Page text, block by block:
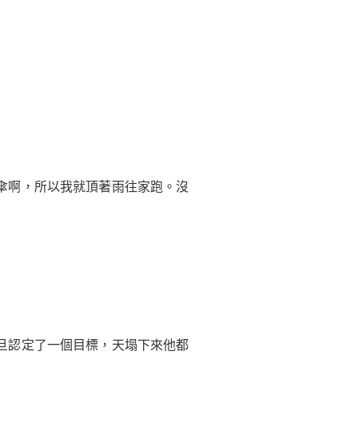
，所以我就頂著雨往家跑。沒
定了一個目標，天塌下來他都